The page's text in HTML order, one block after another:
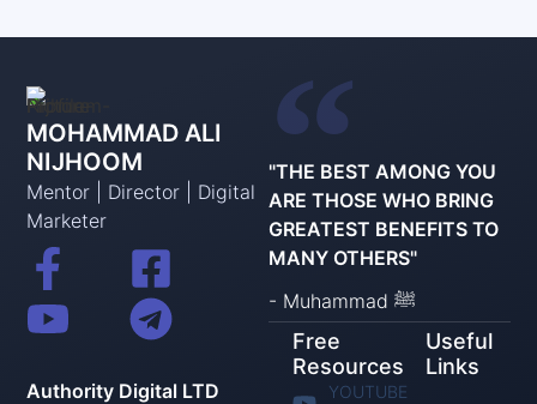
MOHAMMAD ALI
NIJHOOM
Mentor | Director | Digital
Marketer
Authority Digital LTD
"THE BEST AMONG YOU
ARE THOSE WHO BRING
GREATEST BENEFITS TO
MANY OTHERS"
- Muhammad ﷺ
Free
Resources
YOUTUBE
Useful
Links